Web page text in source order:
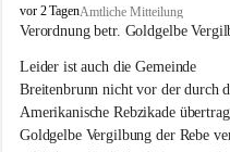
B
r
i
t
e
n
vor 2 TagenAmtliche Mitteilung
Verordnung betr. Goldgelbe
Leider ist auch die Gemeinde
Breitenbrunn nicht vor der durch
Amerikanische Rebzikade
Goldgelbe Vergilbung der Rebe